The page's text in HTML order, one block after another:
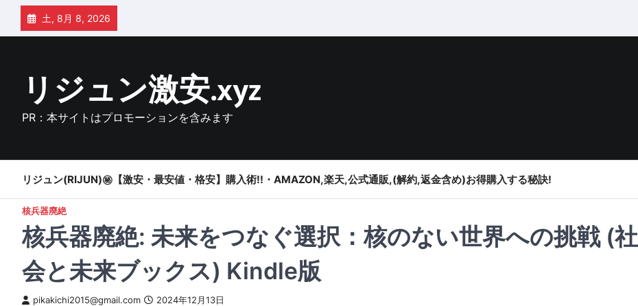
Skip
content
土, 8月 8, 2026
リジュン激安.xyz
PR：本サイトはプロモーションを含みます
リジュン(RIJUN)㊙【激安・最安値・格安】購入術!!・AMAZON,楽天,公式通販,(解約,返金含め)お得購入する秘訣!
核兵器廃絶
核兵器廃絶: 未来をつなぐ選択：核のない世界への挑戦 (社
会と未来ブックス) Kindle版
pikakichi2015@gmail.com 2024年12月13日